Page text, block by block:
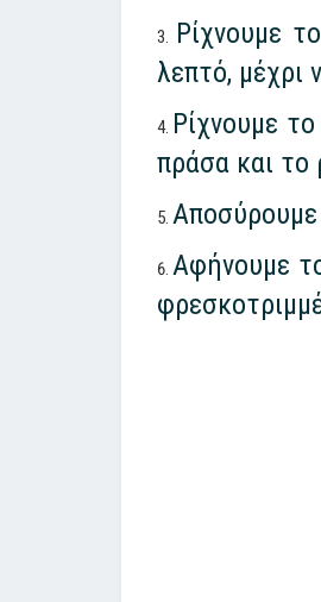
Ρίχνουμε
λεπτό, μέχρι
Ρίχνουμε
πράσα και το
Αφήνουμε